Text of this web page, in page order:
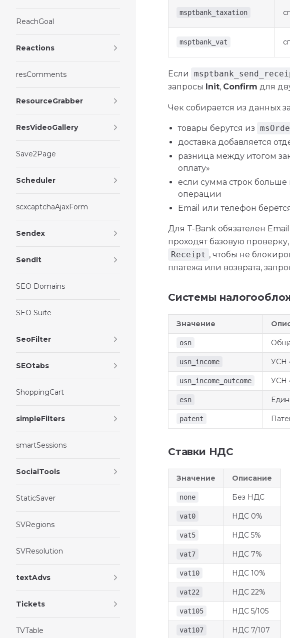
ReachGoal
Reactions
resComments
ResourceGrabber
ResVideoGallery
Save2Page
Scheduler
scxcaptchaAjaxForm
Sendex
SendIt
SEO Domains
SEO Suite
SeoFilter
SEOtabs
ShoppingCart
simpleFilters
smartSessions
SocialTools
StaticSaver
SVRegions
SVResolution
textAdvs
Tickets
TVTable
msptbank_taxation
msptbank_vat
Если
запросы Init, Confirm для
Чек собирается из данных
товары берутся из
доставка добавляется
разница между итогом
оплату»
если сумма строк больше
операции
Email или телефон
Для T-Bank обязателен
проходят базовую
Receipt , чтобы не
платежа или возврата,
Системы
Значение
osn
usn_income УСН
usn_income_outcome УСН
esn
patent
Ставки НДС
Значение Описание
none Без НДС
vat0 НДС 0%
vat5 НДС 5%
vat7 НДС 7%
vat10 НДС 10%
vat22 НДС 22%
vat105 НДС 5/105
vat107 НДС 7/107